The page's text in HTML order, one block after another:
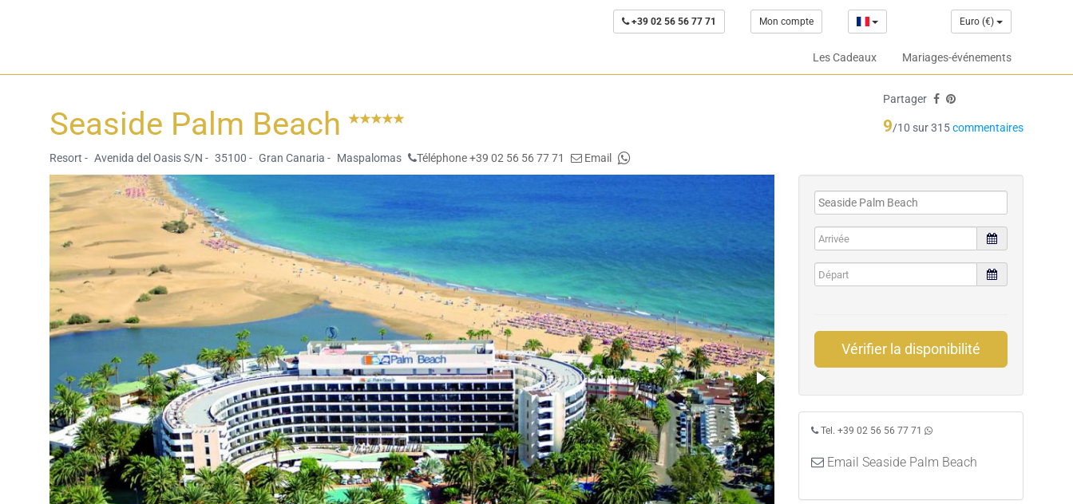
+39 02 56 56 77 71 Mon compte Euro (€)
Les Cadeaux Mariages-événements
Seaside Palm Beach
Resort - Avenida del Oasis S/N - 35100 - Gran Canaria - Maspalomas Téléphone +39 02 56 56 77 71 Email
Partager
9/10 sur 315commentaires
Vérifier la disponibilité
Tel. +39 02 56 56 77 71
Email Seaside Palm Beach